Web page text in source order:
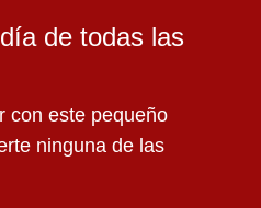
de todas las
con este pequeño
ninguna de las